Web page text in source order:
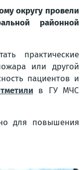
округу провели
районной
практические
или другой
пациентов и
в ГУ МЧС
для повышения